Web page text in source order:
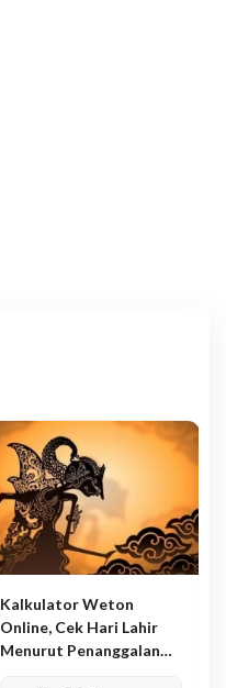
Kalkulator Weton
Online, Cek Hari Lahir
Menurut Penanggalan